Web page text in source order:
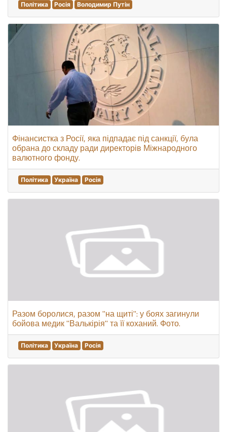
Політика Росія Володимир Путін
Фінансистка з Росії, яка підпадає під санкції, була
обрана до складу ради директорів Міжнародного
валютного фонду.
Політика Україна Росія
Разом боролися, разом "на щиті": у боях загинули
бойова медик "Валькірія" та її коханий. Фото.
Політика Україна Росія